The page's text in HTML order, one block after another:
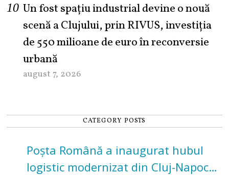
Un fost spațiu industrial devine o nouă
scenă a Clujului, prin RIVUS, investiția
de 550 milioane de euro în reconversie
urbană
august 7, 2026
CATEGORY POSTS
Poșta Română a inaugurat hubul
logistic modernizat din Cluj-Napoca.